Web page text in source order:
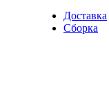
Доставка
Сборка